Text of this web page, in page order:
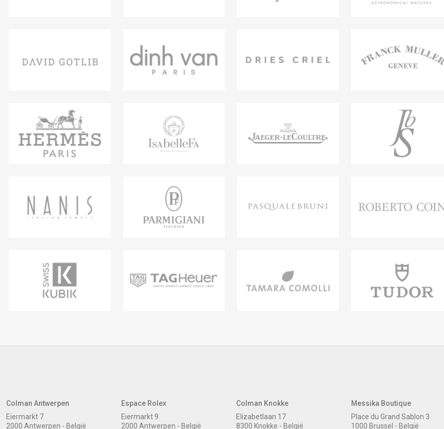
Colman Antwerpen
Eiermarkt 7
2000 Antwerpen - België
Espace Rolex
Eiermarkt 9
2000 Antwerpen - België
Colman Knokke
Elizabetlaan 17
8300 Knokke - België
Messika Boutique
Place du Grand Sablon 3
1000 Brussel - België